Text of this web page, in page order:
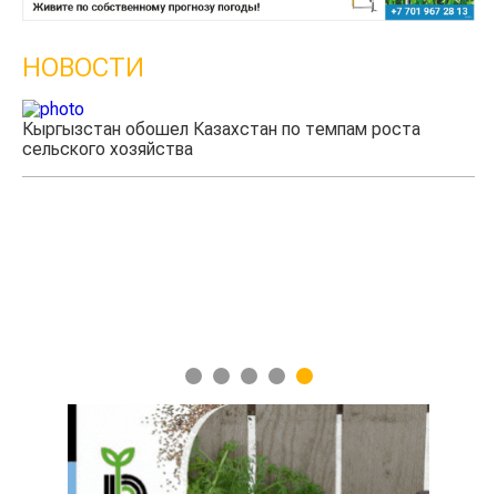
НОВОСТИ
Кыргызстан обошел Казахстан по темпам роста
сельского хозяйства
1 2 3 4 5